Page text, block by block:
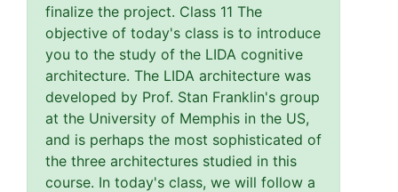
finalize the project. Class 11 The
objective of today's class is to introduce
you to the study of the LIDA cognitive
architecture. The LIDA architecture was
developed by Prof. Stan Franklin's group
at the University of Memphis in the US,
and is perhaps the most sophisticated of
the three architectures studied in this
course. In today's class, we will follow a